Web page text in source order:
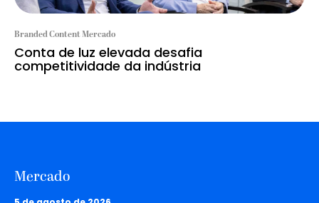
Branded Content Mercado
Conta de luz elevada desafia
competitividade da indústria
Mercado